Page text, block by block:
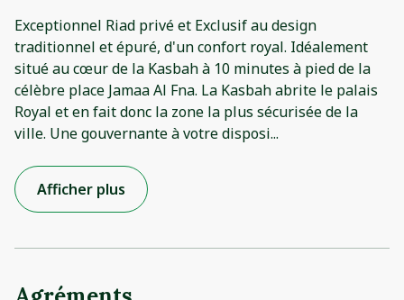
Exceptionnel Riad privé et Exclusif au design
traditionnel et épuré, d'un confort royal. Idéalement
situé au cœur de la Kasbah à 10 minutes à pied de la
célèbre place Jamaa Al Fna. La Kasbah abrite le palais
Royal et en fait donc la zone la plus sécurisée de la
ville. Une gouvernante à votre disposi...
Afficher plus